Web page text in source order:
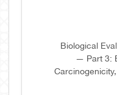
Biological
— Part 3: